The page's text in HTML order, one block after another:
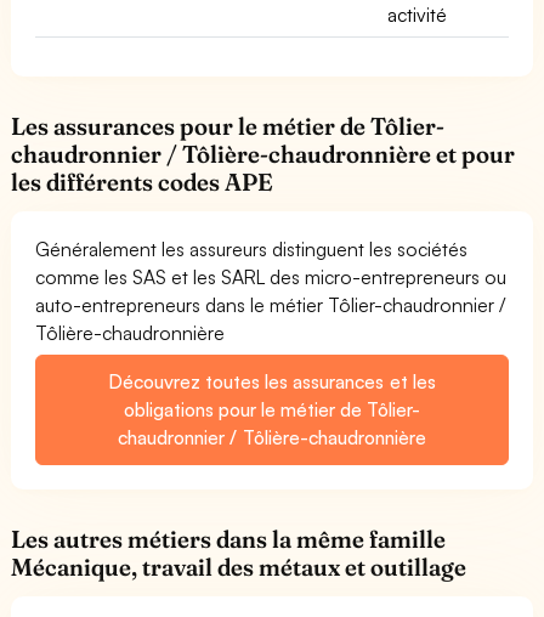
activité
Les assurances pour le métier de Tôlier-
chaudronnier / Tôlière-chaudronnière et pour
les différents codes APE
Généralement les assureurs distinguent les sociétés
comme les SAS et les SARL des micro-entrepreneurs ou
auto-entrepreneurs dans le métier Tôlier-chaudronnier /
Tôlière-chaudronnière
Découvrez toutes les assurances et les
obligations pour le métier de Tôlier-
chaudronnier / Tôlière-chaudronnière
Les autres métiers dans la même famille
Mécanique, travail des métaux et outillage